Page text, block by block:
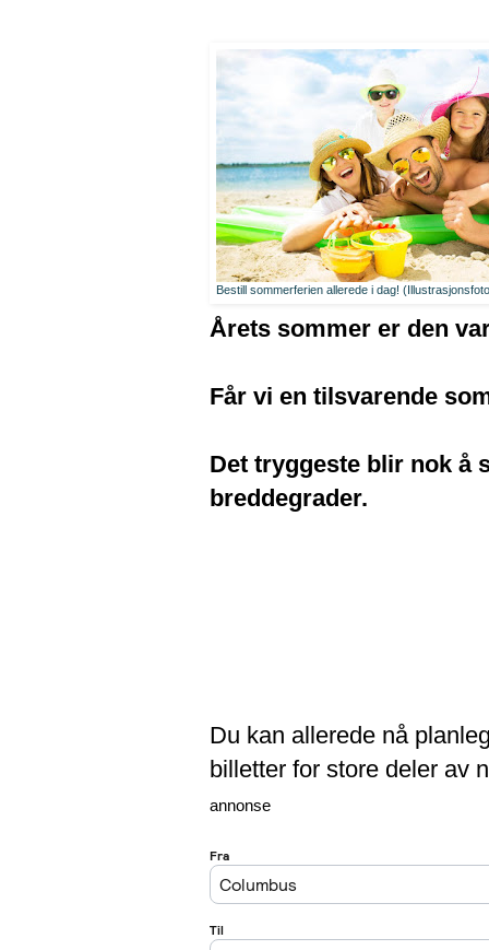
Bestill sommerferien allerede i dag!
Årets sommer er den
Får vi en tilsvarende
Det tryggeste blir nok å
breddegrader.
Du kan allerede nå
billetter for store deler av
annonse